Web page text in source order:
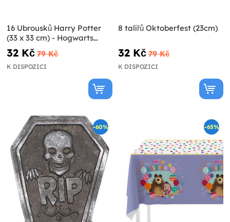
16 Ubrousků Harry Potter
(33 x 33 cm) - Hogwarts
Houses
32 Kč 79 Kč
K DISPOZICI
8 talířů Oktoberfest (23cm)
32 Kč 79 Kč
K DISPOZICI
-60% -65%